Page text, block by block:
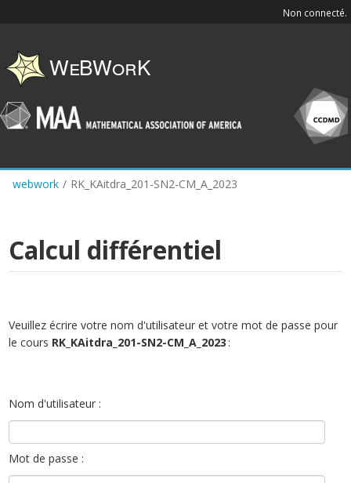
content
Non connecté.
webwork / RK_KAitdra_201-SN2-CM_A_2023
Calcul différentiel
Veuillez écrire votre nom d'utilisateur et votre mot de passe pour
le cours RK_KAitdra_201-SN2-CM_A_2023 :
Nom d'utilisateur :
Mot de passe :